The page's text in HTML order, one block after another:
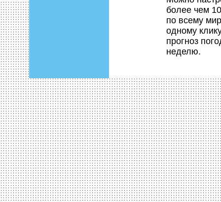
более чем
по всему
одному
прогноз
неделю.